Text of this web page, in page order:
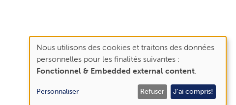
Use
of
personal
Nous utilisons des cookies et traitons des données
personnelles pour les finalités suivantes :
Fonctionnel & Embedded external content.
Personnaliser Refuser J'ai compris!